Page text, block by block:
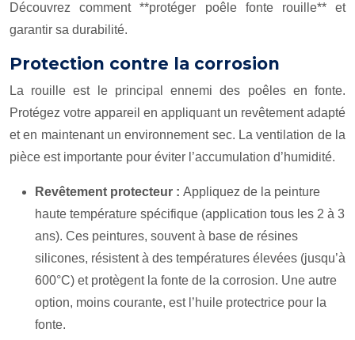
Découvrez comment **protéger poêle fonte rouille** et
garantir sa durabilité.
Protection contre la corrosion
La rouille est le principal ennemi des poêles en fonte.
Protégez votre appareil en appliquant un revêtement adapté
et en maintenant un environnement sec. La ventilation de la
pièce est importante pour éviter l’accumulation d’humidité.
Revêtement protecteur : Appliquez de la peinture
haute température spécifique (application tous les 2 à 3
ans). Ces peintures, souvent à base de résines
silicones, résistent à des températures élevées (jusqu’à
600°C) et protègent la fonte de la corrosion. Une autre
option, moins courante, est l’huile protectrice pour la
fonte.